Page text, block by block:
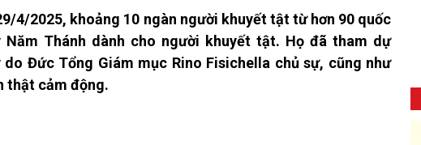
4/2025, khoảng 10 ngàn người khuyết tật từ hơn 90 quốc
Thánh dành cho người khuyết tật. Họ đã tham dự
Đức Tổng Giám mục Rino Fisichella chủ sự, cũng như
thật cảm động.